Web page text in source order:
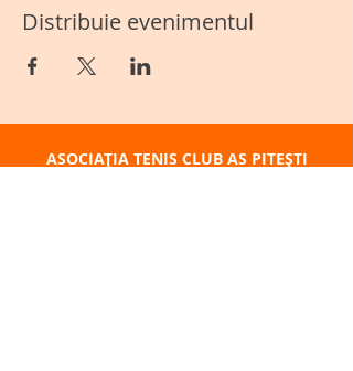
Distribuie evenimentul
ASOCIAȚIA TENIS CLUB AS PITEȘTI